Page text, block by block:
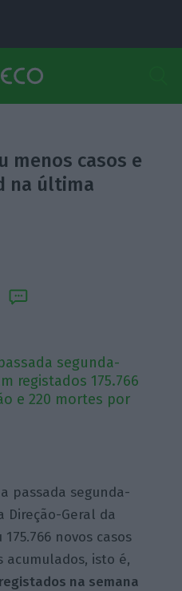
menos casos e
na última
segunda-
registados 175.766
e 220 mortes por
passada segunda-
Direção-Geral da
novos casos
acumulados, isto é,
na semana